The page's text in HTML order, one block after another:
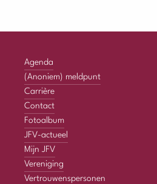
Agenda
(Anoniem) meldpunt
Carrière
Contact
Fotoalbum
JFV-actueel
Mijn JFV
Vereniging
Vertrouwenspersonen